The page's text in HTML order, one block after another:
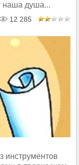
наша душа...
12 285
инструментов